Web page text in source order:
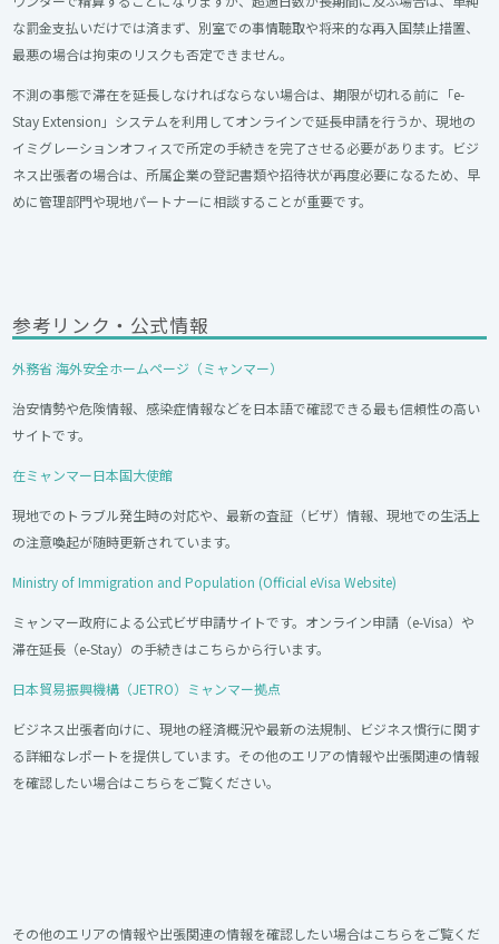
な罰金支払いだけでは済まず、別室での事情聴取や将来的な再入国禁止措置、
最悪の場合は拘束のリスクも否定できません。
不測の事態で滞在を延長しなければならない場合は、期限が切れる前に「e-
Stay Extension」システムを利用してオンラインで延長申請を行うか、現地の
イミグレーションオフィスで所定の手続きを完了させる必要があります。ビジ
ネス出張者の場合は、所属企業の登記書類や招待状が再度必要になるため、早
めに管理部門や現地パートナーに相談することが重要です。
参考リンク・公式情報
外務省 海外安全ホームページ（ミャンマー）
治安情勢や危険情報、感染症情報などを日本語で確認できる最も信頼性の高い
サイトです。
在ミャンマー日本国大使館
現地でのトラブル発生時の対応や、最新の査証（ビザ）情報、現地での生活上
の注意喚起が随時更新されています。
Ministry of Immigration and Population (Official eVisa Website)
ミャンマー政府による公式ビザ申請サイトです。オンライン申請（e-Visa）や
滞在延長（e-Stay）の手続きはこちらから行います。
日本貿易振興機構（JETRO）ミャンマー拠点
ビジネス出張者向けに、現地の経済概況や最新の法規制、ビジネス慣行に関す
る詳細なレポートを提供しています。その他のエリアの情報や出張関連の情報
を確認したい場合はこちらをご覧ください。
その他のエリアの情報や出張関連の情報を確認したい場合はこちらをご覧くだ